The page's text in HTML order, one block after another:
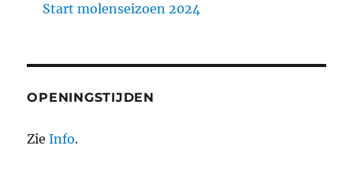
Start molenseizoen 2024
OPENINGSTIJDEN
ZieInfo.